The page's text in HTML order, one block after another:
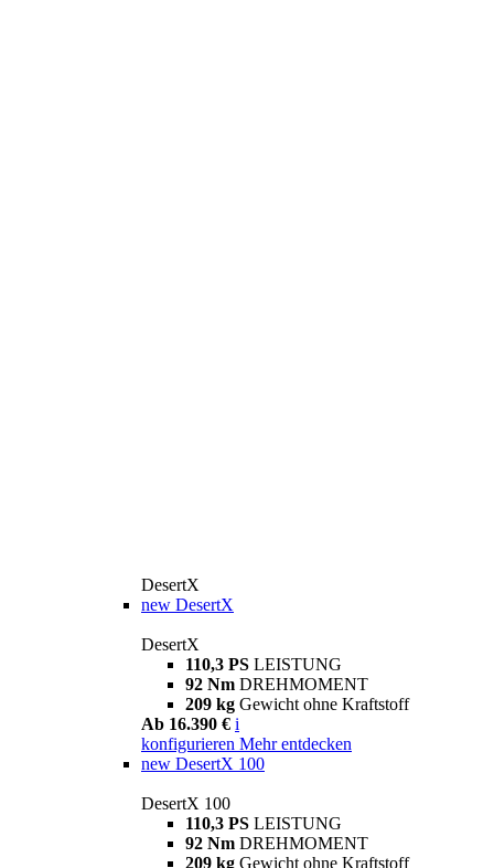
DesertX
new DesertX
DesertX
110,3 PS LEISTUNG
92 Nm DREHMOMENT
209 kg Gewicht ohne Kraftstoff
Ab 16.390 € i
konfigurieren Mehr entdecken
new DesertX 100
DesertX 100
110,3 PS LEISTUNG
92 Nm DREHMOMENT
209 kg Gewicht ohne Kraftstoff